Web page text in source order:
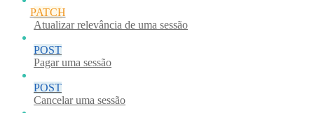
PATCH
Atualizar relevância de uma sessão
POST
Pagar uma sessão
POST
Cancelar uma sessão